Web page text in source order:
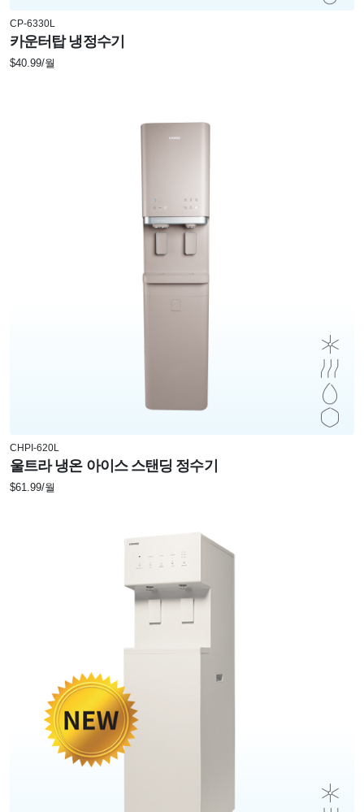
CP-6330L
카운터탑 냉정수기
$40.99/월
CHPI-620L
울트라 냉온 아이스 스탠딩 정수기
$61.99/월